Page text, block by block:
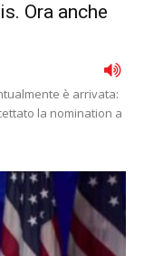
Ora anche
è arrivata:
la nomination a